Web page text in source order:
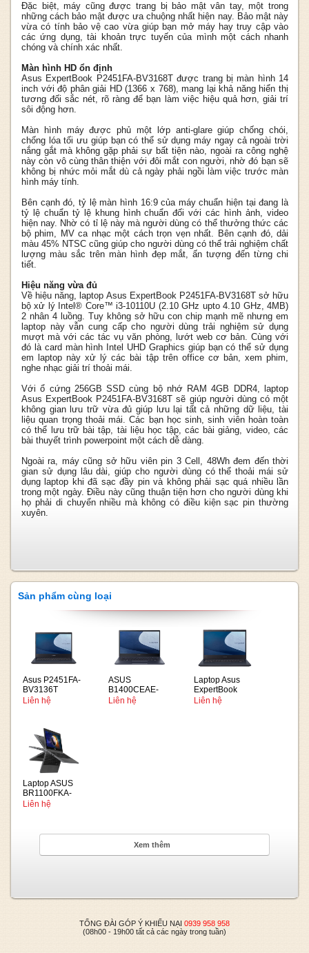
Đặc biệt, máy cũng được trang bị bảo mật vân tay, một trong
những cách bảo mật được ưa chuộng nhất hiện nay. Bảo mật này
vừa có tính bảo vệ cao vừa giúp bạn mở máy hay truy cập vào
các ứng dụng, tài khoản trực tuyến của mình một cách nhanh
chóng và chính xác nhất.
Màn hình HD ổn định
Asus ExpertBook P2451FA-BV3168T được trang bị màn hình 14
inch với độ phân giải HD (1366 x 768), mang lại khả năng hiển thị
tương đối sắc nét, rõ ràng để bạn làm việc hiệu quả hơn, giải trí
sôi động hơn.
Màn hình máy được phủ một lớp anti-glare giúp chống chói,
chống lóa tối ưu giúp bạn có thể sử dụng máy ngay cả ngoài trời
nắng gắt mà không gặp phải sự bất tiện nào, ngoài ra công nghệ
này còn vô cùng thân thiện với đôi mắt con người, nhờ đó bạn sẽ
không bị nhức mỏi mắt dù cả ngày phải ngồi làm việc trước màn
hình máy tính.
Bên cạnh đó, tỷ lệ màn hình 16:9 của máy chuẩn hiện tại đang là
tỷ lệ chuẩn tỷ lệ khung hình chuẩn đối với các hình ảnh, video
hiện nay. Nhờ có tỉ lệ này mà người dùng có thể thưởng thức các
bộ phim, MV ca nhạc một cách trọn vẹn nhất. Bên cạnh đó, dải
màu 45% NTSC cũng giúp cho người dùng có thể trải nghiệm chất
lượng màu sắc trên màn hình đẹp mắt, ấn tượng đến từng chi
tiết.
Hiệu năng vừa đủ
Về hiệu năng, laptop Asus ExpertBook P2451FA-BV3168T sở hữu
bộ xử lý Intel® Core™ i3-10110U (2.10 GHz upto 4.10 GHz, 4MB)
2 nhân 4 luồng. Tuy không sở hữu con chip mạnh mẽ nhưng em
laptop này vẫn cung cấp cho người dùng trải nghiệm sử dụng
mượt mà với các tác vụ văn phòng, lướt web cơ bản. Cùng với
đó là card màn hình Intel UHD Graphics giúp bạn có thể sử dụng
em laptop này xử lý các bài tập trên office cơ bản, xem phim,
nghe nhạc giải trí thoải mái.
Với ổ cứng 256GB SSD cùng bộ nhớ RAM 4GB DDR4, laptop
Asus ExpertBook P2451FA-BV3168T sẽ giúp người dùng có một
không gian lưu trữ vừa đủ giúp lưu lại tất cả những dữ liệu, tài
liệu quan trọng thoải mái. Các bạn học sinh, sinh viên hoàn toàn
có thể lưu trữ bài tập, tài liệu học tập, các bài giảng, video, các
bài thuyết trình powerpoint một cách dễ dàng.
Ngoài ra, máy cũng sở hữu viên pin 3 Cell, 48Wh đem đến thời
gian sử dụng lâu dài, giúp cho người dùng có thể thoải mái sử
dụng laptop khi đã sạc đầy pin và không phải sạc quá nhiều lần
trong một ngày. Điều này cũng thuận tiện hơn cho người dùng khi
họ phải di chuyển nhiều mà không có điều kiện sạc pin thường
xuyên.
Sản phẩm cùng loại
Asus P2451FA-
BV3136T
Liên hệ
ASUS
B1400CEAE-
EK4172
Liên hệ
Laptop Asus
ExpertBook
P2451FA-
Liên hệ
Laptop ASUS
BR1100FKA-
BP1009W (Intel
Liên hệ
Xem thêm
TỔNG ĐÀI GÓP Ý KHIẾU NẠI 0939 958 958
(08h00 - 19h00 tất cả các ngày trong tuần)